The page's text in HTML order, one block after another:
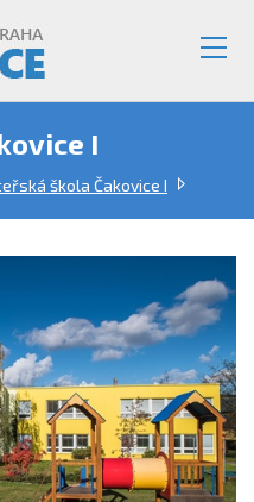
I
škola Čakovice I